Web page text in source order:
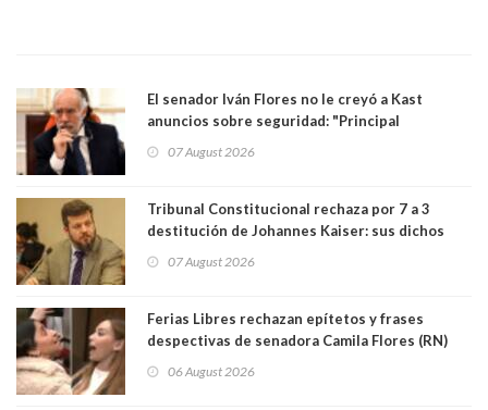
El senador Iván Flores no le creyó a Kast
anuncios sobre seguridad: "Principal
perseguir ruta del dinero y levantar secreto
07 August 2026
Tribunal Constitucional rechaza por 7 a 3
destitución de Johannes Kaiser: sus dichos
justicia constitucional porque no es diputado
07 August 2026
Ferias Libres rechazan epítetos y frases
despectivas de senadora Camila Flores (RN)
06 August 2026